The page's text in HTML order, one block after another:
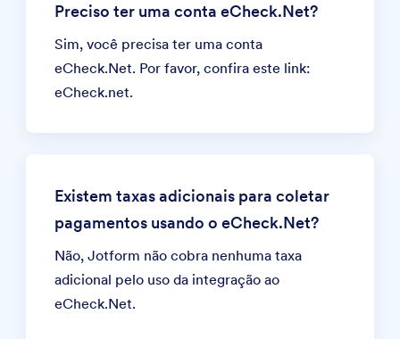
Preciso ter uma conta eCheck.Net?
Sim, você precisa ter uma conta
eCheck.Net. Por favor, confira este link:
eCheck.net.
Existem taxas adicionais para coletar
pagamentos usando o eCheck.Net?
Não, Jotform não cobra nenhuma taxa
adicional pelo uso da integração ao
eCheck.Net.